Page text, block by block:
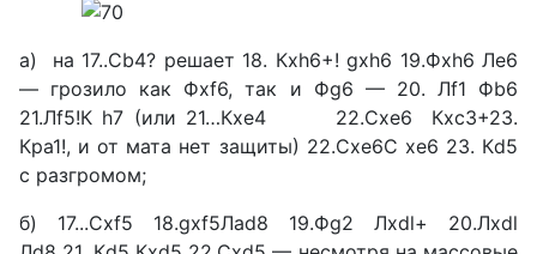
а) на 17..Сb4? решает 18. Кxh6+! gxh6 19.Фxh6 Ле6
— грозило как Фxf6, так и Фg6 — 20. Лf1 Фb6
21.Лf5!К h7 (или 21…Кxe4 22.Сxe6 Кxc3+23.
Кра1!, и от мата нет защиты) 22.Сxe6С xe6 23. Кd5
с разгро­мом;
б) 17...Сxf5 18.gxf5Лad8 19.Фg2 Лxdl+ 20.Лxdl